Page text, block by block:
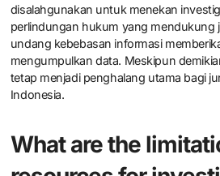
disalahgunakan untuk menekan
perlindungan hukum yang mendukung
undang kebebasan informasi
mengumpulkan data. Meskipun
tetap menjadi penghalang utama bagi
Indonesia.
What are the